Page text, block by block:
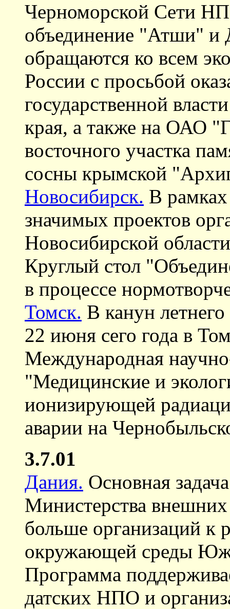
Черноморской Сети
объединение "Атши" и
обращаются ко всем
России с просьбой
государственной
края, а также на ОАО
восточного участка
сосны крымской
Новосибирск. В
значимых проектов
Новосибирской
Круглый стол
в процессе
Томск. В канун
22 июня сего года в
Международная
"Медицинские и
ионизирующей
аварии на
3.7.01
Дания. Основная
Министерства
больше организаций
окружающей среды
Программа
датских НПО и